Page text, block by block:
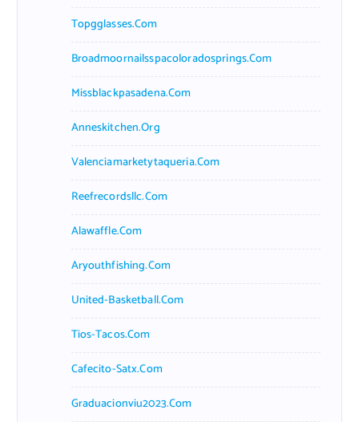
Topgglasses.com
Broadmoornailsspacoloradosprings.com
Missblackpasadena.com
Anneskitchen.org
Valenciamarketytaqueria.com
Reefrecordsllc.com
Alawaffle.com
Aryouthfishing.com
United-Basketball.com
Tios-Tacos.com
Cafecito-Satx.com
Graduacionviu2023.com